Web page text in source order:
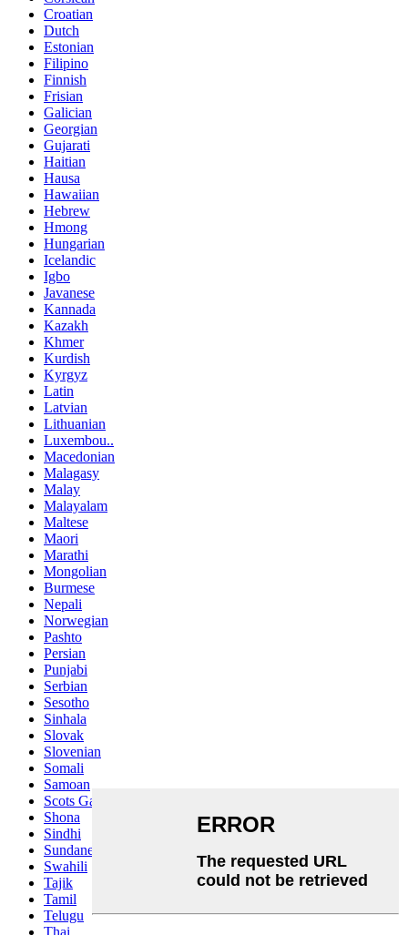
Croatian
Dutch
Estonian
Filipino
Finnish
Frisian
Galician
Georgian
Gujarati
Haitian
Hausa
Hawaiian
Hebrew
Hmong
Hungarian
Icelandic
Igbo
Javanese
Kannada
Kazakh
Khmer
Kurdish
Kyrgyz
Latin
Latvian
Lithuanian
Luxembou..
Macedonian
Malagasy
Malay
Malayalam
Maltese
Maori
Marathi
Mongolian
Burmese
Nepali
Norwegian
Pashto
Persian
Punjabi
Serbian
Sesotho
Sinhala
Slovak
Slovenian
Somali
Samoan
Scots Gaelic
Shona
Sindhi
Sundanese
Swahili
Tajik
Tamil
Telugu